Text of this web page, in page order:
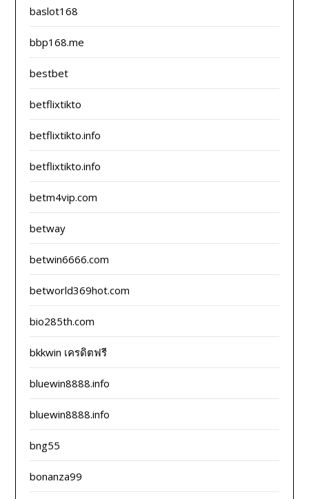
baslot168
bbp168.me
bestbet
betflixtikto
betflixtikto.info
betflixtikto.info
betm4vip.com
betway
betwin6666.com
betworld369hot.com
bio285th.com
bkkwin เครดิตฟรี
bluewin8888.info
bluewin8888.info
bng55
bonanza99